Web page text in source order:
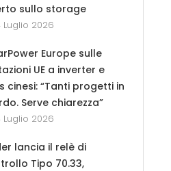
sullo storage
Luglio 2026
Europe sulle
UE a inverter e
cinesi: “Tanti progetti in
Serve chiarezza”
Luglio 2026
lancia il relè di
Tipo 70.33,